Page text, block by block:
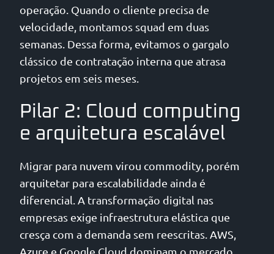
operação. Quando o cliente precisa de
velocidade, montamos squad em duas
semanas. Dessa forma, evitamos o gargalo
clássico de contratação interna que atrasa
projetos em seis meses.
Pilar 2: Cloud computing
e arquitetura escalável
Migrar para nuvem virou commodity, porém
arquitetar para escalabilidade ainda é
diferencial. A transformação digital nas
empresas exige infraestrutura elástica que
cresça com a demanda sem reescritas. AWS,
Azure e Google Cloud dominam o mercado